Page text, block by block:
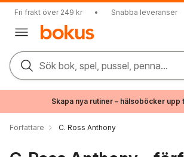
Fri frakt över 249 kr • Snabba leveranser
Sök bok, spel, pussel, penna...
Skapa nya rutiner – hälsoböcker upp
Författare C. Ross Anthony